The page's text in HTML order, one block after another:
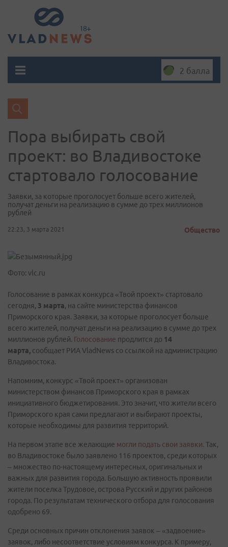
2 балла
Пора выбирать свой
проект: во Владивостоке
стартовало голосование
Заявки, за которые проголосует больше всего жителей,
получат деньги на реализацию в сумме до трех миллионов
рублей
22:23, 3 марта 2021 Общество
Фото: vlc.ru
Голосование в рамках конкурса «Твой проект» стартовало
сегодня, 3 марта, на сайте министерства финансов
Приморского края. Заявки, за которые проголосует больше
всего жителей, получат деньги на реализацию в сумме до трех
миллионов рублей. Голосование продлится до 14
марта, сообщает РИА VladNews со ссылкой на администрацию
Владивостока.
Напомним, конкурс «Твой проект» организован
министерством финансов Приморского края в рамках
инициативного бюджетирования. Это значит, что жители всего
Приморского края сами предлагают и выбирают проекты,
которые необходимы для развития территорий.
На первом этапе все желающие могли подать свои заявки. Так,
во Владивостоке было заявлено 116 проектов, среди которых
– множество по-настоящему интересных, оригинальных и
важных для развития города. Большую активность проявили
жители поселка Трудовое, острова Русский и других районов
города. По результатам технического отбора для голосования
одобрено 69.
Среди основных причин отклонения заявок – «задвоение»
заявок, либо несоответствие условиям конкурса. К примеру,